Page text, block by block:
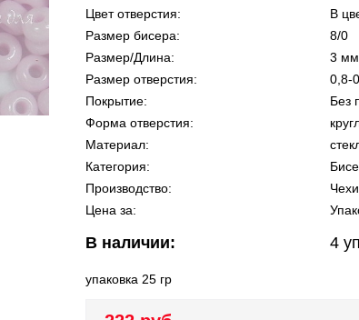
Цвет отверстия:
В
Размер бисера:
8/0
Размер/Длина:
3 мм
Размер отверстия:
0,8-
Покрытие:
Без
Форма отверстия:
Материал:
Категория:
Производство:
Цена за:
В наличии: 4
упаковка 25 гр